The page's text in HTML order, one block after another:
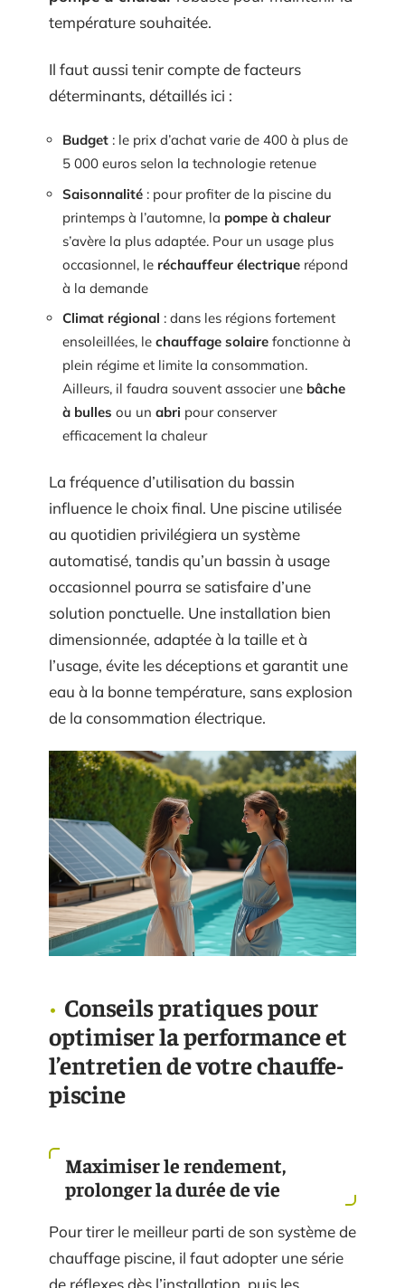
température souhaitée.
Il faut aussi tenir compte de facteurs
déterminants, détaillés ici :
Budget : le prix d’achat varie de 400 à plus de
5 000 euros selon la technologie retenue
Saisonnalité : pour profiter de la piscine du
printemps à l’automne, la pompe à chaleur
s’avère la plus adaptée. Pour un usage plus
occasionnel, le réchauffeur électrique répond
à la demande
Climat régional : dans les régions fortement
ensoleillées, le chauffage solaire fonctionne à
plein régime et limite la consommation.
Ailleurs, il faudra souvent associer une bâche
à bulles ou un abri pour conserver
efficacement la chaleur
La fréquence d’utilisation du bassin
influence le choix final. Une piscine utilisée
au quotidien privilégiera un système
automatisé, tandis qu’un bassin à usage
occasionnel pourra se satisfaire d’une
solution ponctuelle. Une installation bien
dimensionnée, adaptée à la taille et à
l’usage, évite les déceptions et garantit une
eau à la bonne température, sans explosion
de la consommation électrique.
Conseils pratiques pour
optimiser la performance et
l’entretien de votre chauffe-
piscine
Maximiser le rendement,
prolonger la durée de vie
Pour tirer le meilleur parti de son système de
chauffage piscine, il faut adopter une série
de réflexes dès l’installation, puis les